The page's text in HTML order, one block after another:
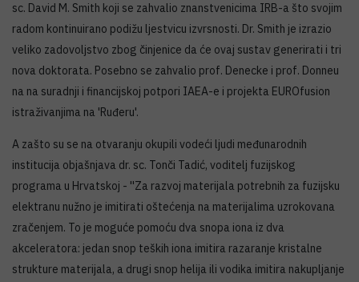
sc. David M. Smith koji se zahvalio znanstvenicima IRB-a što svojim
radom kontinuirano podižu ljestvicu izvrsnosti. Dr. Smith je izrazio
veliko zadovoljstvo zbog činjenice da će ovaj sustav generirati i tri
nova doktorata. Posebno se zahvalio prof. Denecke i prof. Donneu
na na suradnji i financijskoj potpori IAEA-e i projekta EUROfusion
istraživanjima na 'Ruđeru'.
A zašto su se na otvaranju okupili vodeći ljudi međunarodnih
institucija objašnjava dr. sc. Tonči Tadić, voditelj fuzijskog
programa u Hrvatskoj - ''Za razvoj materijala potrebnih za fuzijsku
elektranu nužno je imitirati oštećenja na materijalima uzrokovana
zračenjem. To je moguće pomoću dva snopa iona iz dva
akceleratora: jedan snop teških iona imitira razaranje kristalne
strukture materijala, a drugi snop helija ili vodika imitira nakupljanje